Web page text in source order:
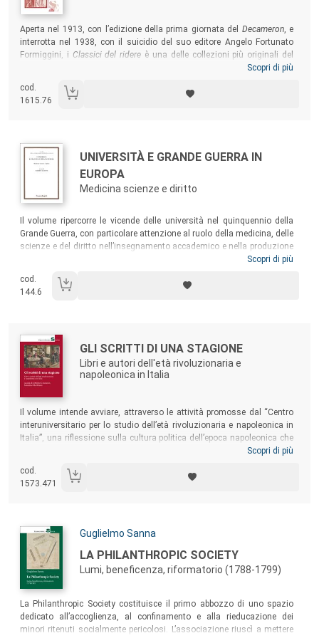
Sommario:
Aperta nel 1913, con l’edizione della prima giornata del Decameron, e
interrotta nel 1938, con il suicidio del suo editore Angelo Fortunato
Formiggini, i Classici del ridere è una delle collezioni più originali del
primo Novecento, in cui Formiggini vede un’occasione per offrire al suo
compresi in questo volume fanno luce sulla complessità di una
proposta culturale che tanta importanza avrà nelle scelte editoriali del
Scopri di più
cod.
1615.76
Autori:
Titolo:
UNIVERSITÀ E GRANDE GUERRA IN
EUROPA
Medicina scienze e diritto
Sommario:
Il volume ripercorre le vicende delle università nel quinquennio della
Grande Guerra, con particolare attenzione al ruolo della medicina, delle
scienze e del diritto nell’insegnamento accademico e nella produzione
scientifica. Il libro entra nei luoghi della conservazione e sviluppo della
il potere civile e militare. Nonostante i tempi difficili, i rapporti tra gli
accademici delle nazioni in guerra non cessano mai del tutto, così
Scopri di più
cod.
144.6
Autori:
Titolo:
GLI SCRITTI DI UNA STAGIONE
Libri e autori dell'età rivoluzionaria e
napoleonica in Italia
Sommario:
Il volume intende avviare, attraverso le attività promosse dal “Centro
interuniversitario per lo studio dell’età rivoluzionaria e napoleonica in
Italia”, una riflessione sulla cultura politica dell’epoca napoleonica che
coniughi insieme l’attenzione verso la produzione testuale (influenze,
linguaggio) con gli aspetti editoriali e materiali dei testi (supporto,
tiratura, politiche editoriali) e i loro canali di diffusione.
Scopri di più
cod.
1573.471
Autori:
Guglielmo Sanna
Titolo:
LA PHILANTHROPIC SOCIETY
Lumi, beneficenza, riformatorio (1788-1799)
Sommario:
La Philanthropic Society costituisce il primo abbozzo di uno spazio
dedicato all’accoglienza, al confinamento e alla rieducazione dei
minori ritenuti socialmente pericolosi. L’associazione riuscì a mettere